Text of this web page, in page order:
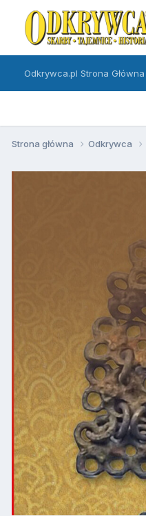
Odkrywca.pl Strona Główna
Strona główna Odkrywca